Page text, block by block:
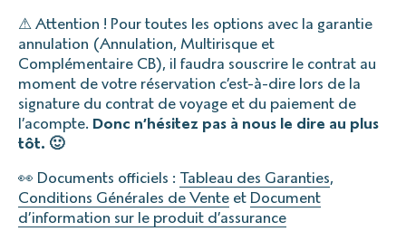
⚠ Attention ! Pour toutes les options avec la garantie
annulation (Annulation, Multirisque et
Complémentaire CB), il faudra souscrire le contrat au
moment de votre réservation c’est-à-dire lors de la
signature du contrat de voyage et du paiement de
l’acompte. Donc n’hésitez pas à nous le dire au plus
tôt. 🙂
👀 Documents officiels : Tableau des Garanties,
Conditions Générales de Vente et Document
d’information sur le produit d’assurance